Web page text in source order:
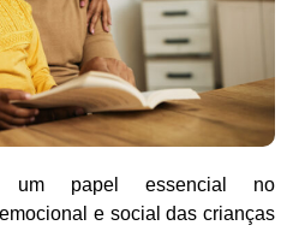
um papel essencial no
e social das crianças